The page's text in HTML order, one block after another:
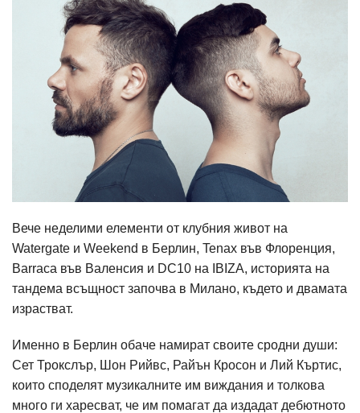
Вече неделими елементи от клубния живот на
Watergate и Weekend в Берлин, Tenax във Флоренция,
Barraca във Валенсия и DC10 на IBIZA, историята на
тандема всъщност започва в Милано, където и двамата
израстват.
Именно в Берлин обаче намират своите сродни души:
Сет Трокслър, Шон Рийвс, Райън Кросон и Лий Къртис,
които споделят музикалните им виждания и толкова
много ги харесват, че им помагат да издадат дебютното